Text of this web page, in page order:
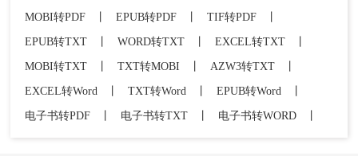
MOBI转PDF EPUB转PDF TIF转PDF
EPUB转TXT
WORD转TXT EXCEL转TXT
MOBI转TXT
TXT转MOBI AZW3转TXT
EXCEL转Word
TXT转Word EPUB转Word
电子书转PDF
电子书转TXT 电子书转WORD